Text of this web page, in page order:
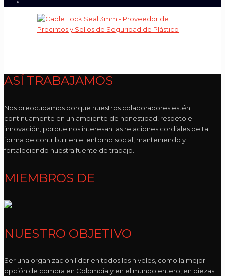
ASÍ TRABAJAMOS
Nos preocupamos porque nuestros colaboradores estén
continuamente en un ambiente de honestidad, respeto e
innovación, porque nos interesan las relaciones cordiales de tal
forma de contribuir en el entorno social, manteniendo y
fortaleciendo nuestra fuente de trabajo.
MIEMBROS DE
NUESTRO OBJETIVO
Ser una organización líder en todos los niveles, como la mejor
opción de compra en Colombia y en el mundo entero, en piezas